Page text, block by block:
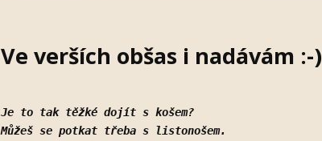
Ve verších obšas i nadávám :-)
Je to tak těžké dojít s košem?
Můžeš se potkat třeba s listonošem.